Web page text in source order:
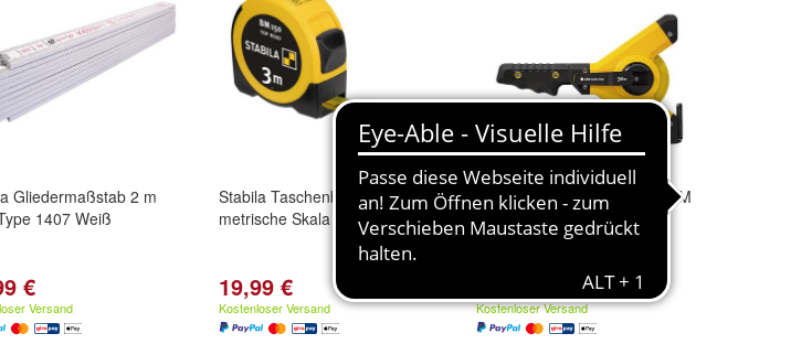
Gliedermaßstab 2 m
1407 Weiß
€
Versand
Stabila Taschenbandmaß 3 m
metrische Skala BM 150
19,99 €
Kostenloser Versand
Rahmenbandmaß Stabila LBM
1000, gelb, Stahlband mit
Nylon-Wrap-Ummantelung
Kostenloser Versand